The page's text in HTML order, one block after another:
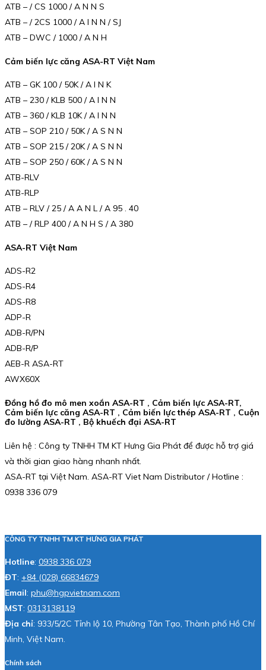
ATB – / CS 1000 / A N N S
ATB – / 2CS 1000 / A I N N / SJ
ATB – DWC / 1000 / A N H
Cảm biến lực căng ASA-RT Việt Nam
ATB – GK 100 / 50K / A I N K
ATB – 230 / KLB 500 / A I N N
ATB – 360 / KLB 10K / A I N N
ATB – SOP 210 / 50K / A S N N
ATB – SOP 215 / 20K / A S N N
ATB – SOP 250 / 60K / A S N N
ATB-RLV
ATB-RLP
ATB – RLV / 25 / A A N L / A 95 . 40
ATB – / RLP 400 / A N H S / A 380
ASA-RT Việt Nam
ADS-R2
ADS-R4
ADS-R8
ADP-R
ADB-R/PN
ADB-R/P
AEB-R ASA-RT
AWX60X
Đồng hồ đo mô men xoắn ASA-RT , Cảm biến lực ASA-RT,
Cảm biến lực căng ASA-RT , Cảm biến lực thép ASA-RT , Cuộn
đo lường ASA-RT , Bộ khuếch đại ASA-RT
Liên hệ : Công ty TNHH TM KT Hưng Gia Phát để được hỗ trợ giá
và thời gian giao hàng nhanh nhất.
ASA-RT tại Việt Nam. ASA-RT Viet Nam Distributor / Hotline :
0938 336 079
CÔNG TY TNHH TM KT HƯNG GIA PHÁT
Hotline: 0938 336 079
ĐT: +84 (028) 66834679
Email: phu@hgpvietnam.com
MST: 0313138119
Địa chỉ: 933/5/2C Tỉnh lộ 10, Phường Tân Tạo, Thành phố Hồ Chí
Minh, Việt Nam.
Chính sách